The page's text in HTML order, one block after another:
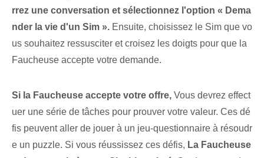
rrez une conversation et sélectionnez l'option « Dema
nder la vie d'un Sim ». Ensuite, choisissez le Sim que vo
us souhaitez ressusciter et croisez les doigts pour que la
Faucheuse accepte votre demande.
Si la Faucheuse accepte votre offre, Vous devrez effect
uer une série de tâches pour prouver votre valeur. Ces dé
fis peuvent aller de jouer à un jeu-questionnaire à résoudr
e un puzzle. Si vous réussissez ces défis, La Faucheuse